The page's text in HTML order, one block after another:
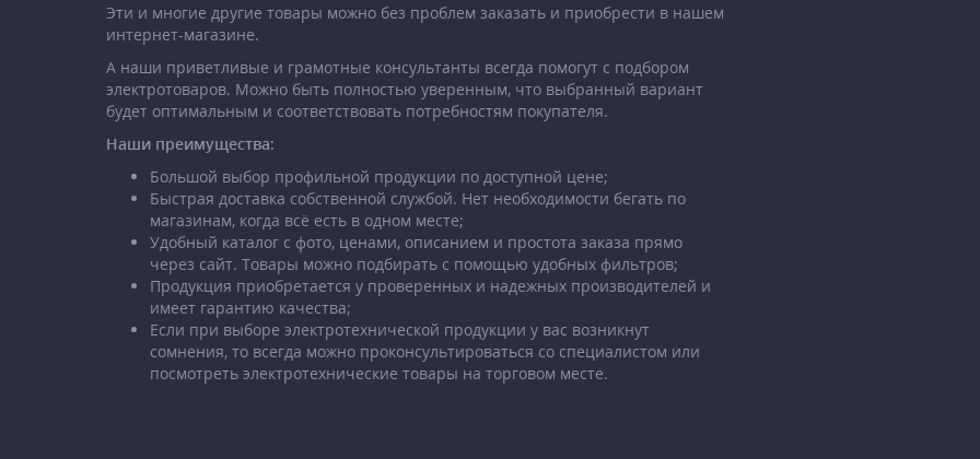
Эти и многие другие товары можно без проблем заказать и приобрести в нашем
интернет-магазине.
А наши приветливые и грамотные консультанты всегда помогут с подбором
электротоваров. Можно быть полностью уверенным, что выбранный вариант
будет оптимальным и соответствовать потребностям покупателя.
Наши преимущества:
Большой выбор профильной продукции по доступной цене;
Быстрая доставка собственной службой. Нет необходимости бегать по
магазинам, когда всё есть в одном месте;
Удобный каталог с фото, ценами, описанием и простота заказа прямо
через сайт. Товары можно подбирать с помощью удобных фильтров;
Продукция приобретается у проверенных и надежных производителей и
имеет гарантию качества;
Если при выборе электротехнической продукции у вас возникнут
сомнения, то всегда можно проконсультироваться со специалистом или
посмотреть электротехнические товары на торговом месте.